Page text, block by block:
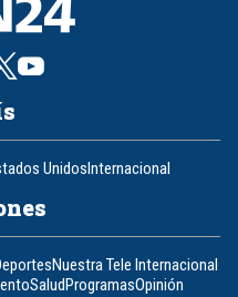
UnidosInternacional
Nuestra Tele Internacional
SaludProgramasOpinión